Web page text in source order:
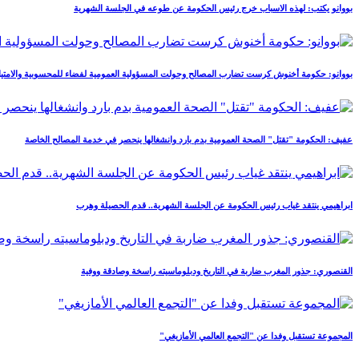
بووانو يكتب: لهذه الاسباب خرج رئيس الحكومة عن طوعه في الجلسة الشهرية
بووانو: حكومة أخنوش كرست تضارب المصالح وحولت المسؤولية العمومية لفضاء للمحسوبية
عفيف: الحكومة "تقتل" الصحة العمومية بدم بارد وانشغالها ينحصر في خدمة المصالح الخاصة
ابراهيمي ينتقد غياب رئيس الحكومة عن الجلسة الشهرية.. قدم الحصيلة وهرب
القنصوري: جذور المغرب ضاربة في التاريخ ودبلوماسيته راسخة وصادقة ووفية
المجموعة تستقبل وفدا عن "التجمع العالمي الأمازيغي"